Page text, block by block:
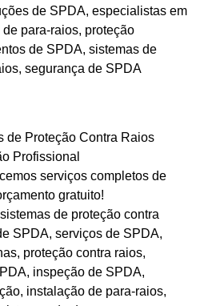
de SPDA, especialistas em
para-raios, proteção
de SPDA, sistemas de
segurança de SPDA
de Proteção Contra Raios
Profissional
serviços completos de
gratuito!
sistemas de proteção contra
SPDA, serviços de SPDA,
proteção contra raios,
inspeção de SPDA,
instalação de para-raios,